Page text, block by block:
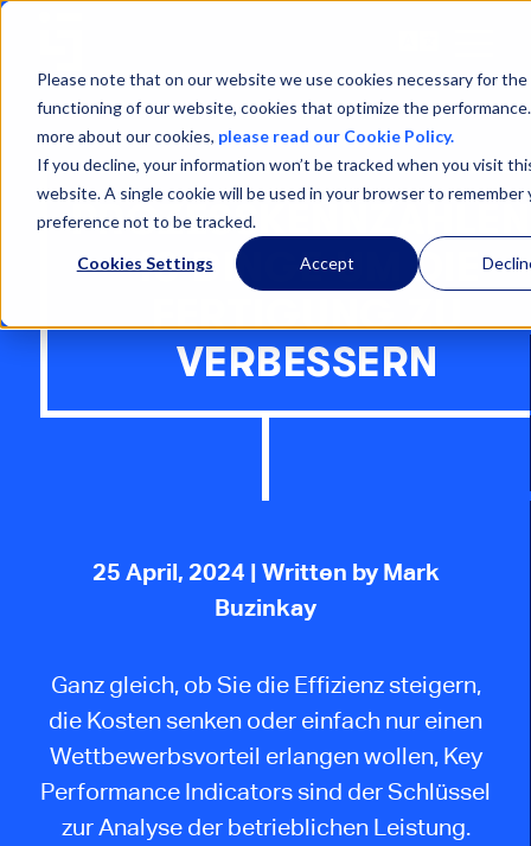
Please note that on our website we use cookies necessary for the
functioning of our website, cookies that optimize the
more about our cookies, please read our Cookie Policy.
If you decline, your information won’t be tracked when you visit
website. A single cookie will be used in your browser to remember
preference not to be tracked.
Cookies Settings Accept
Menu
10 DINGE UM DIE
FERTIGUNG ZU
VERBESSERN
25 April, 2024 | Written by Mark
Buzinkay
Ganz gleich, ob Sie die Effizienz steigern,
die Kosten senken oder einfach nur einen
Wettbewerbsvorteil erlangen wollen, Key
Performance Indicators sind der Schlüssel
zur Analyse der betrieblichen Leistung.